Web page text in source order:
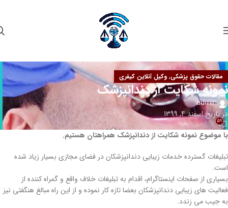
مقالات حقوق پزشکی, وکیل آنلاین کیفری
نمونه شکایت از دندانپزشک
admin
در تاریخ اسفند 4, 1399
59
با موضوع نمونه شکایت از دندانپزشک همراهتان هستیم.
تبلیغات گسترده خدمات زیبایی دندانپزشکان در فضای مجازی بسیار زیاد شده
است.
بسیاری از صفحات اینستاگرام، اقدام به تبلیغات خلاف واقع و گمراه کننده از
فعالیت های زیبایی دندانپزشکان بعضا تازه کار نموده و از این راه مبالغ هنگفتی نیز
به جیب می زندد.